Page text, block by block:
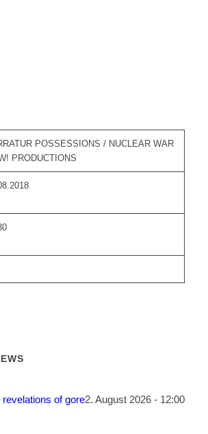
POSSESSIONS / NUCLEAR WAR
PRODUCTIONS
of gore2. August 2026 - 12:00